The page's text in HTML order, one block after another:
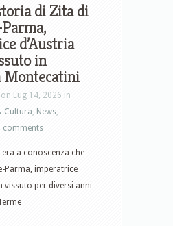
di Zita di
d’Austria
in
Montecatini
on Lug 14, 2026 in
Cultura, News,
comments
a conoscenza che
Parma, imperatrice
vissuto per diversi anni